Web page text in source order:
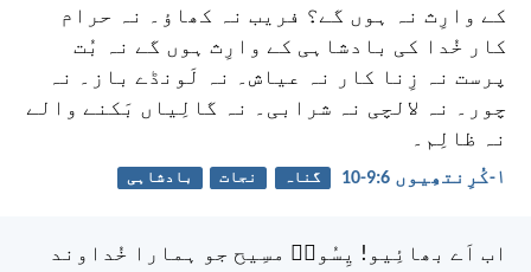
کے وارِث نہ ہوں گے؟ فریب نہ کھاؤ۔ نہ حرام
کار خُدا کی بادشاہی کے وارِث ہوں گے نہ بُت
پرست نہ زِنا کار نہ عیاش۔ نہ لَونڈے باز۔ نہ
چور۔ نہ لالچی نہ شرابی۔ نہ گالِیاں بَکنے والے
نہ ظالِم۔
۱-کُرِنتھِیوں 6:‏9-‏10 گناہ نجات بادشاہی
اب اَے بھائِیو! یِسُوعؔ مسِیح جو ہمارا خُداوند